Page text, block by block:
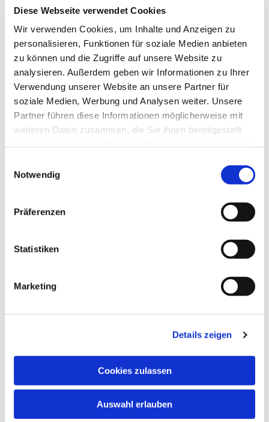
Diese Webseite verwendet Cookies
Wir verwenden Cookies, um Inhalte und Anzeigen zu
personalisieren, Funktionen für soziale Medien anbieten
zu können und die Zugriffe auf unsere Website zu
analysieren. Außerdem geben wir Informationen zu Ihrer
Verwendung unserer Website an unsere Partner für
soziale Medien, Werbung und Analysen weiter. Unsere
Partner führen diese Informationen möglicherweise mit
weiteren Daten zusammen, die Sie ihnen bereitgestellt
Notwendig
Präferenzen
Statistiken
Marketing
Details zeigen
Cookies zulassen
Auswahl erlauben